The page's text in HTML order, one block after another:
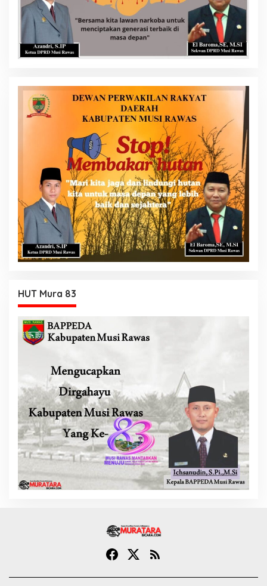
HUT Mura 83